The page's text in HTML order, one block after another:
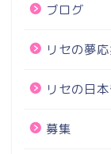
ブログ
リセの夢
リセの日
募集